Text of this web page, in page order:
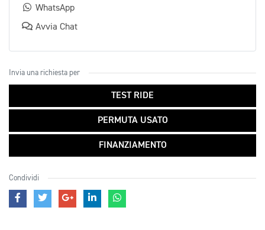
WhatsApp
Avvia Chat
Invia una richiesta per
TEST RIDE
PERMUTA USATO
FINANZIAMENTO
Condividi